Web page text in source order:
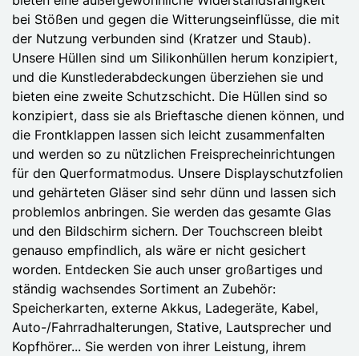
bei Stößen und gegen die Witterungseinflüsse, die mit
der Nutzung verbunden sind (Kratzer und Staub).
Unsere Hüllen sind um Silikonhüllen herum konzipiert,
und die Kunstlederabdeckungen überziehen sie und
bieten eine zweite Schutzschicht. Die Hüllen sind so
konzipiert, dass sie als Brieftasche dienen können, und
die Frontklappen lassen sich leicht zusammenfalten
und werden so zu nützlichen Freisprecheinrichtungen
für den Querformatmodus. Unsere Displayschutzfolien
und gehärteten Gläser sind sehr dünn und lassen sich
problemlos anbringen. Sie werden das gesamte Glas
und den Bildschirm sichern. Der Touchscreen bleibt
genauso empfindlich, als wäre er nicht gesichert
worden. Entdecken Sie auch unser großartiges und
ständig wachsendes Sortiment an Zubehör:
Speicherkarten, externe Akkus, Ladegeräte, Kabel,
Auto-/Fahrradhalterungen, Stative, Lautsprecher und
Kopfhörer... Sie werden von ihrer Leistung, ihrem